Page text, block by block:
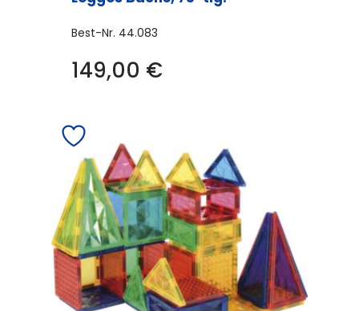
Best-Nr. 44.083
149,00 €